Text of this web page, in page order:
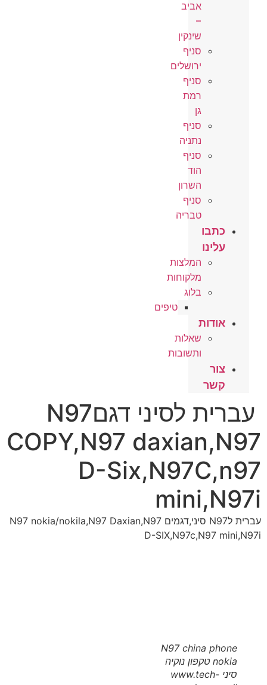
אביב
–
שינקין
סניף
ירושלים
סניף
רמת
גן
סניף
נתניה
סניף
הוד
השרון
סניף
טבריה
כתבו
עלינו
המלצות
מלקוחות
בלוג
טיפים
אודות
שאלות
ותשובות
צור
קשר
עברית לסיני דגםN97
COPY,N97 daxian,N97
D-Six,N97C,n97
mini,N97i
עברית לN97 סיני,דגמים N97 nokia/nokila,N97 Daxian,N97
D-SIX,N97c,N97 mini,N97i
N97 china phone
nokia טקפון נוקיה
סיני www.tech-